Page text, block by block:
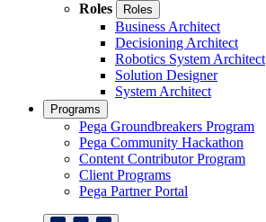
Roles
Roles
Business Architect
Decisioning Architect
Robotics System Architect
Solution Designer
System Architect
Programs
Pega Groundbreakers Program
Pega Community Hackathon
Content Contributor Program
Client Programs
Pega Partner Portal